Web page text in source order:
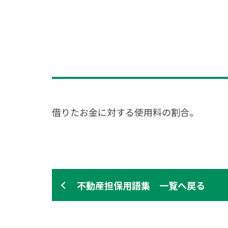
借りたお金に対する使用料の割合。
不動産担保用語集 一覧へ戻る